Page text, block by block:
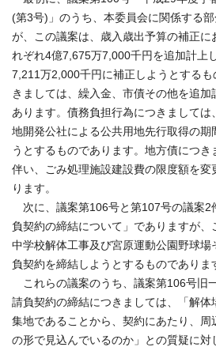
(第3号)」のうち、本委員会に関係する
が、この議案は、歳入歳出予算の補正に
れぞれ4億7,675万7,000千円を追加計上
7,211万2,000千円に補正しようとする
きましては、繰入金、市債その他を追
あります。債務負担行為につきまして
地開発公社による公共用地先行取得の期
うとするものであります。地方債につき
伴い、ごみ処理施設建設費の限度額を変
ります。
次に、議案第106号と第107号の議案2
負契約の締結について」でありますが、
中学校解体工事及び宮原運動公園野球場
負契約を締結しようとするものでありま
これらの議案のうち、議案第106号旧
請負契約の締結につきましては、「解体
集地であることから、契約にあたり、周
の形で見込んでいるのか」との質疑に対